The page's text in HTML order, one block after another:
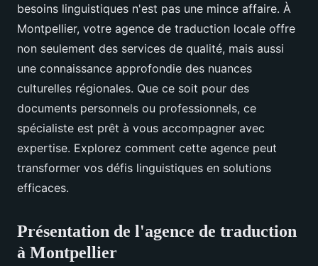
besoins linguistiques n'est pas une mince affaire. À
Montpellier, votre agence de traduction locale offre
non seulement des services de qualité, mais aussi
une connaissance approfondie des nuances
culturelles régionales. Que ce soit pour des
documents personnels ou professionnels, ce
spécialiste est prêt à vous accompagner avec
expertise. Explorez comment cette agence peut
transformer vos défis linguistiques en solutions
efficaces.
Présentation de l'agence de traduction
à Montpellier